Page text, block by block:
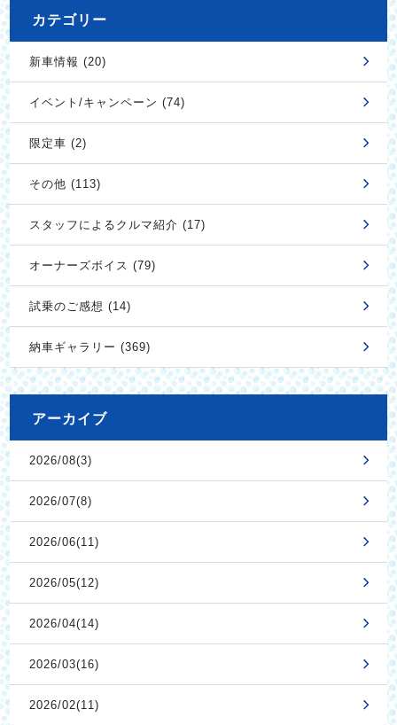
カテゴリー
新車情報 (20)
イベント/キャンペーン (74)
限定車 (2)
その他 (113)
スタッフによるクルマ紹介 (17)
オーナーズボイス (79)
試乗のご感想 (14)
納車ギャラリー (369)
アーカイブ
2026/08(3)
2026/07(8)
2026/06(11)
2026/05(12)
2026/04(14)
2026/03(16)
2026/02(11)